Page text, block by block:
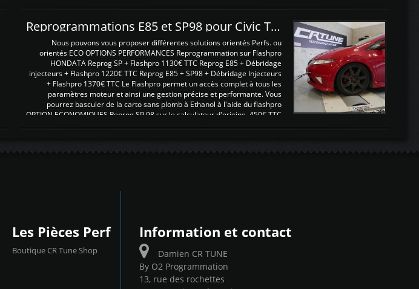
Reprogrammations E85 et SP98 pour Civic Type R FN2
Nous pouvons vous proposer différentes solutions orientés Perfs. ou
orientés ECO OPTIONS PERFORMANCES Reprogrammation sur Flashpro
HONDATA Reprog SP + Flashpro 1130€ TTC Reprog E85 + Débridage
injecteurs + Flashpro 1220€ TTC Reprog E85 + SP98 + Débridage Injecteurs
+ Flashpro 1370€ TTC Le Flashpro permet un accès complet à tous les
paramètres moteur et ainsi une gestion précise et performante. Vous
pourrez basculer de la carto sans plomb à Ethanol à l'aide du flashpro
OPTION ECONOMIQUES Reprog SP 98 sur le calculateur d'origine 450€ TTC
Les Pièces Perf
Boutique CR Tune Shop
Information et contact
Damien CR TUNE
By O2 Programmation
13, rue des rochettes